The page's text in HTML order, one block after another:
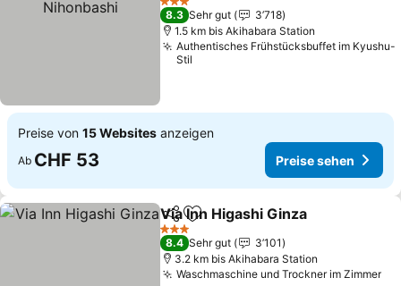
3 Sterne
8.3 Sehr gut
3’718
1.5 km bis Akihabara Station
Authentisches Frühstücksbuffet im Kyushu-
Stil
Preise von 15 Websites anzeigen
Ab CHF 53 Preise sehen
TeilenZu Favoriten hinzufügen
Via Inn Higashi Ginza
3 Sterne
8.4 Sehr gut
3’101
3.2 km bis Akihabara Station
Waschmaschine und Trockner im Zimmer